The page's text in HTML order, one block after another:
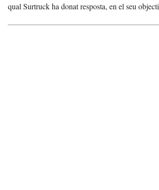
qual Surtruck ha donat resposta, en el seu